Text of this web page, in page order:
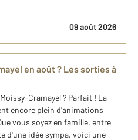
09 août 2026
en août ? Les sorties à
Cramayel ? Parfait ! La
encore plein d'animations
vous soyez en famille, entre
d'une idée sympa, voici une